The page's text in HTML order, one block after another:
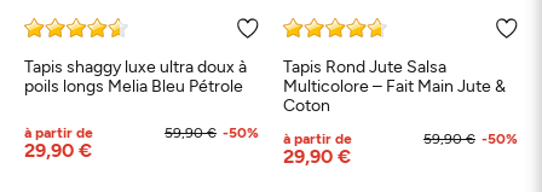
Tapis shaggy luxe ultra doux à
poils longs Melia Bleu Pétrole
59,90 €
à partir de
29,90 €
-50%
Tapis Rond Jute Salsa
Multicolore – Fait Main Jute &
Coton
59,90 €
à partir de
29,90 €
-50%